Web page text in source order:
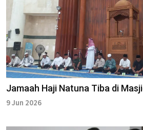
Jamaah Haji Natuna Tiba di
9 Jun 2026